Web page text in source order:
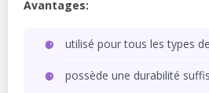
Avantages:
utilisé pour tous les types
possède une durabilité